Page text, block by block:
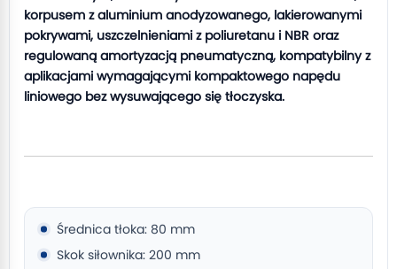
korpusem z aluminium anodyzowanego, lakierowanymi
pokrywami, uszczelnieniami z poliuretanu i NBR oraz
regulowaną amortyzacją pneumatyczną, kompatybilny z
aplikacjami wymagającymi kompaktowego napędu
liniowego bez wysuwającego się tłoczyska.
Średnica tłoka: 80 mm
Skok siłownika: 200 mm